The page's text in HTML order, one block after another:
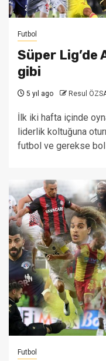
Futbol
Süper Lig’de
gibi
5 yıl ago Resul
İlk iki hafta içinde
liderlik koltuğuna
futbol ve gerekse bol
Futbol